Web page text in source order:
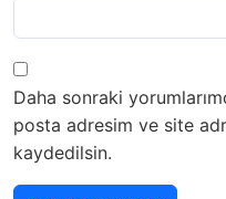
Daha sonraki
posta adresim ve site
kaydedilsin.